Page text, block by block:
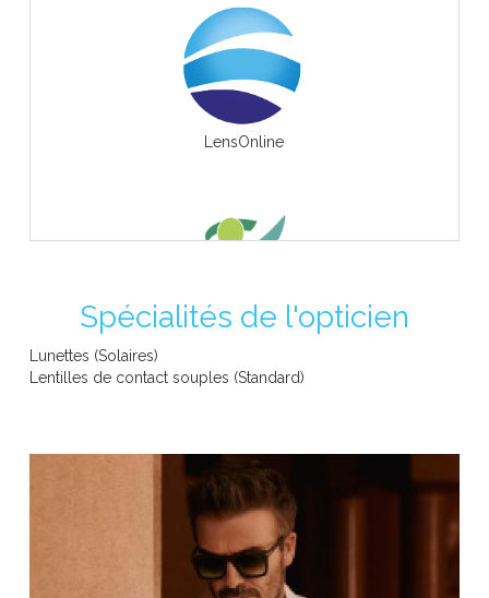
LensOnline
RIZIV -erkend opticien
WEEK VAN HET ZIEN - SEMAINE DE LA VISION
Spécialités de l'opticien
Lunettes (Solaires)
Lentilles de contact souples (Standard)